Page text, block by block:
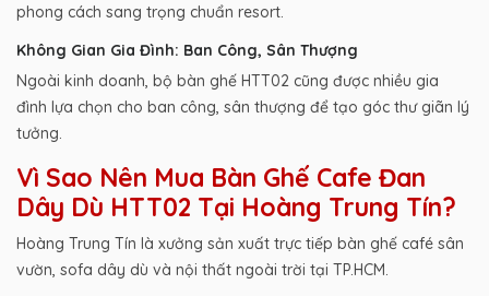
phong cách sang trọng chuẩn resort.
Không Gian Gia Đình: Ban Công, Sân Thượng
Ngoài kinh doanh, bộ bàn ghế HTT02 cũng được nhiều gia
đình lựa chọn cho ban công, sân thượng để tạo góc thư giãn lý
tưởng.
Vì Sao Nên Mua Bàn Ghế Cafe Đan
Dây Dù HTT02 Tại Hoàng Trung Tín?
Hoàng Trung Tín là xưởng sản xuất trực tiếp bàn ghế café sân
vườn, sofa dây dù và nội thất ngoài trời tại TP.HCM.